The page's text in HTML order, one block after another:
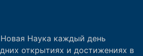
Наука каждый день
открытиях и достижениях в